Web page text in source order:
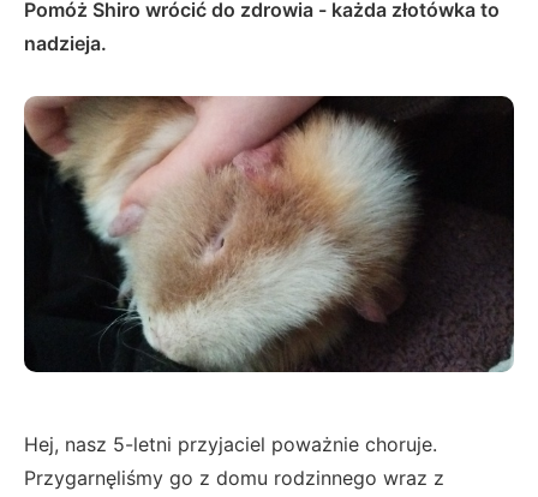
Pomóż Shiro wrócić do zdrowia - każda złotówka to
nadzieja.
Hej, nasz 5-letni przyjaciel poważnie choruje.
Przygarnęliśmy go z domu rodzinnego wraz z